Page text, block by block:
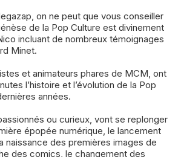
on ne peut que vous conseiller
de la Pop Culture est divinement
incluant de nombreux témoignages
Minet.
et animateurs phares de MCM, ont
l’histoire et l’évolution de la Pop
années.
ou curieux, vont se replonger
épopée numérique, le lancement
naissance des premières images de
des comics, le changement des